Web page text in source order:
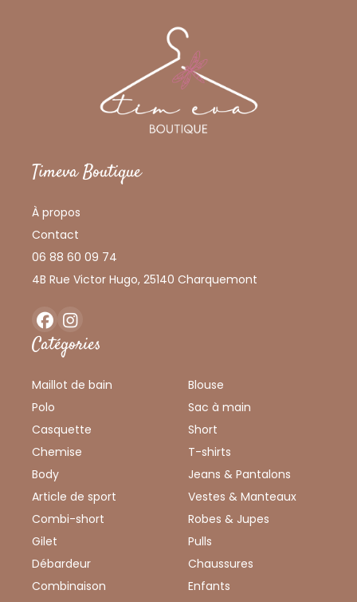
Timeva Boutique
À propos
Contact
06 88 60 09 74
4B Rue Victor Hugo, 25140 Charquemont
FacebookInstagram
Catégories
Maillot de bain
Polo
Casquette
Chemise
Body
Article de sport
Combi-short
Gilet
Débardeur
Combinaison
Blouse
Sac à main
Short
T-shirts
Jeans & Pantalons
Vestes & Manteaux
Robes & Jupes
Pulls
Chaussures
Enfants